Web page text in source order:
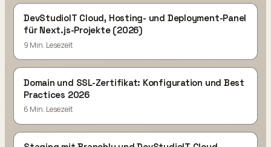
DevStudioIT Cloud, Hosting- und Deployment-Panel
für Next.js-Projekte (2026)
9 Min. Lesezeit
Domain und SSL-Zertifikat: Konfiguration und Best
Practices 2026
6 Min. Lesezeit